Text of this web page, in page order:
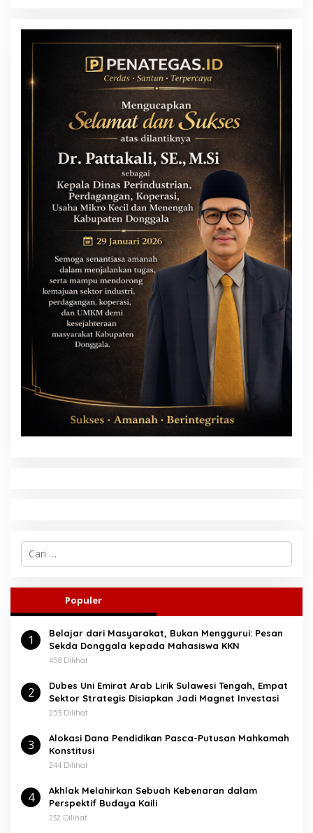
C
i
n
u
k
Populer
1
Belajar dari Masyarakat, Bukan Menggurui: Pesan
Sekda Donggala kepada Mahasiswa KKN
458 Dilihat
2
Dubes Uni Emirat Arab Lirik Sulawesi Tengah, Empat
Sektor Strategis Disiapkan Jadi Magnet Investasi
253 Dilihat
3
Alokasi Dana Pendidikan Pasca-Putusan Mahkamah
Konstitusi
244 Dilihat
4
Akhlak Melahirkan Sebuah Kebenaran dalam
Perspektif Budaya Kaili
232 Dilihat